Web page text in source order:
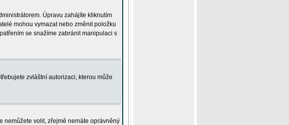
Úpravu zahájíte kliknutím
mohou vymazat nebo změnit položku
se snažíme zabránit manipulaci s
zvláštní autorizaci, kterou může
nemůžete volit, zřejmě nemáte oprávněný